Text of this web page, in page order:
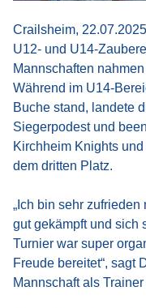
Crailsheim,
U12- und U14-
Mannschaften
Während im U14-
Buche stand, landete
Siegerpodest und
Kirchheim Knights
dem dritten Platz.
„Ich bin sehr
gut gekämpft und sich
Turnier war super
Freude bereitet“, sagt
Mannschaft als